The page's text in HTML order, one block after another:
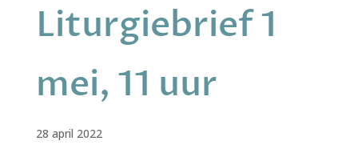
Liturgiebrief 1
mei, 11 uur
28 april 2022